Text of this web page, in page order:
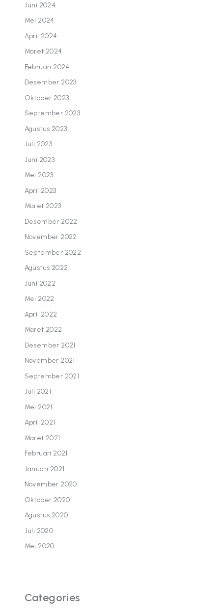
Juni 2024
Mei 2024
April 2024
Maret 2024
Februari 2024
Desember 2023
Oktober 2023
September 2023
Agustus 2023
Juli 2023
Juni 2023
Mei 2023
April 2023
Maret 2023
Desember 2022
November 2022
September 2022
Agustus 2022
Juni 2022
Mei 2022
April 2022
Maret 2022
Desember 2021
November 2021
September 2021
Juli 2021
Mei 2021
April 2021
Maret 2021
Februari 2021
Januari 2021
November 2020
Oktober 2020
Agustus 2020
Juli 2020
Mei 2020
Categories